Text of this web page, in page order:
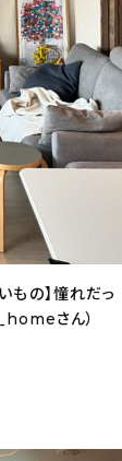
もの】憧れだっ
さん）